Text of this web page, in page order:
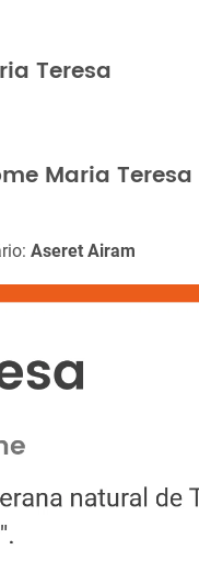
Teresa
Maria Teresa
Aseret Airam